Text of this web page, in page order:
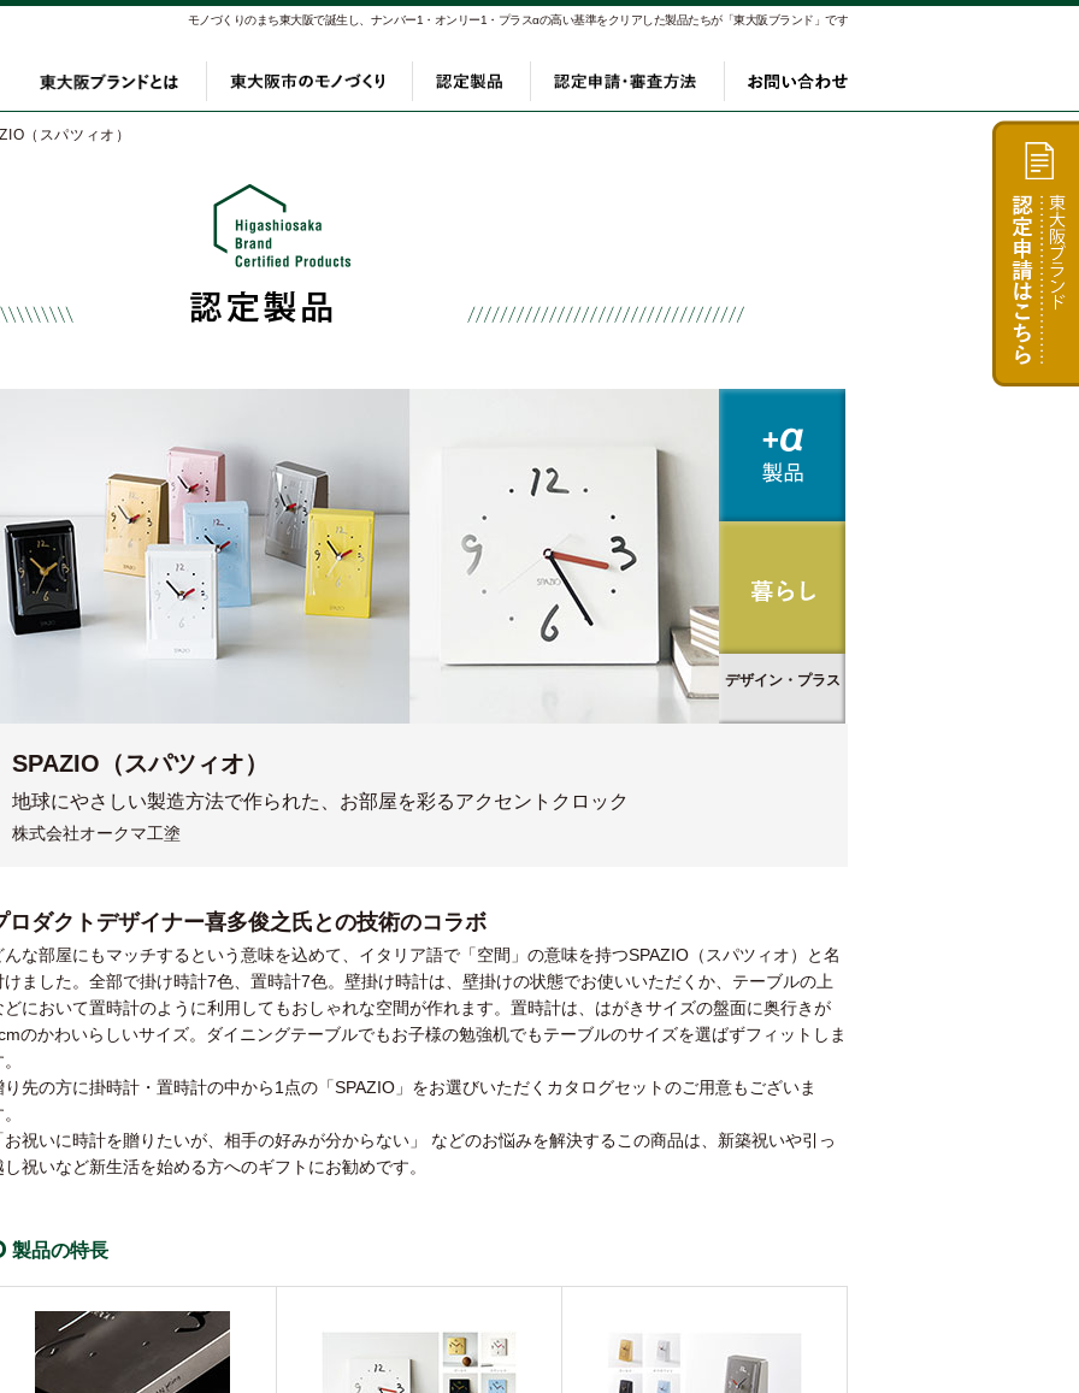
モノづくりのまち東大阪で誕生し、ナンバー1・オンリー1・プラスαの高い基準をクリアした製品たちが「東大阪ブランド」です
東大阪ブランドとは 東大阪市のモノづくり認定製品 認定申請・審査方法
（スパツィオ）
デザイン・プラス
SPAZIO（スパツィオ）
地球にやさしい製造方法で作られた、お部屋を彩るアクセントクロック
株式会社オークマ工塗
ロダクトデザイナー喜多俊之氏との技術のコラボ
んな部屋にもマッチするという意味を込めて、イタリア語で「空間」の意味を持つSPAZIO（スパツィオ）と名
けました。全部で掛け時計7色、置時計7色。壁掛け時計は、壁掛けの状態でお使いいただくか、テーブルの上
どにおいて置時計のように利用してもおしゃれな空間が作れます。置時計は、はがきサイズの盤面に奥行きが
のかわいらしいサイズ。ダイニングテーブルでもお子様の勉強机でもテーブルのサイズを選ばずフィットしま
り先の方に掛時計・置時計の中から1点の「SPAZIO」をお選びいただくカタログセットのご用意もございま
お祝いに時計を贈りたいが、相手の好みが分からない」 などのお悩みを解決するこの商品は、新築祝いや引っ
し祝いなど新生活を始める方へのギフトにお勧めです。
製品の特長